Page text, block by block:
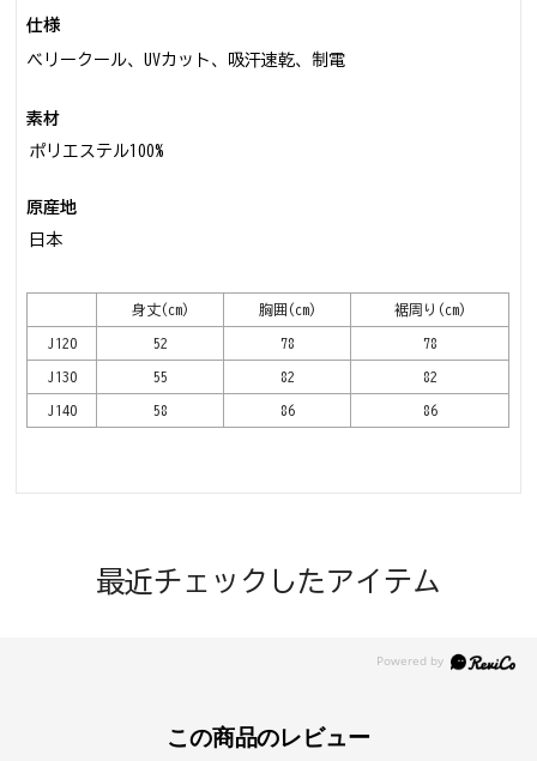
仕様
ベリークール、UVカット、吸汗速乾、制電
素材
ポリエステル100%
原産地
日本
身丈(cm) 胸囲(cm) 裾周り(cm)
J120 52 78 78
J130 55 82 82
J140 58 86 86
最近チェックしたアイテム
この商品のレビュー